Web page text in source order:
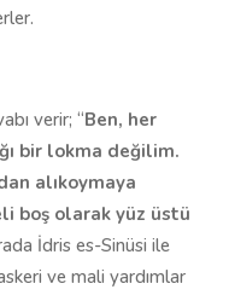
verir; “Ben, her
bir lokma değilim.
alıkoymaya
boş olarak yüz üstü
İdris es-Sinüsi ile
ve mali yardımlar